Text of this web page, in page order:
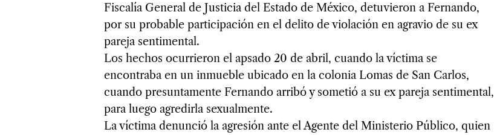
Fiscalía General de Justicia del Estado de México, detuvieron a Fernando,
por su probable participación en el delito de violación en agravio de su ex
pareja sentimental.
Los hechos ocurrieron el apsado 20 de abril, cuando la víctima se
encontraba en un inmueble ubicado en la colonia Lomas de San Carlos,
cuando presuntamente Fernando arribó y sometió a su ex pareja sentimental,
para luego agredirla sexualmente.
La víctima denunció la agresión ante el Agente del Ministerio Público, quien